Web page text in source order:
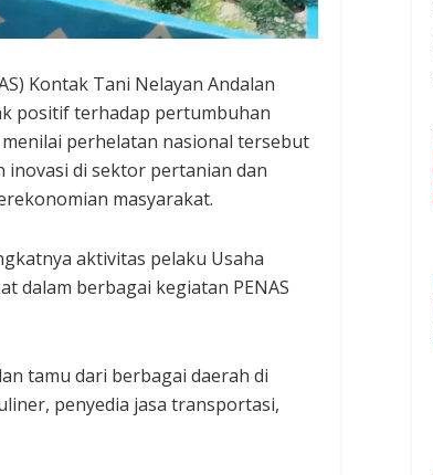
Kontak Tani Nelayan Andalan
positif terhadap pertumbuhan
perhelatan nasional tersebut
di sektor pertanian dan
masyarakat.
aktivitas pelaku Usaha
dalam berbagai kegiatan PENAS
tamu dari berbagai daerah di
penyedia jasa transportasi,